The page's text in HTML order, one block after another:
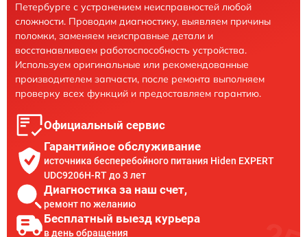
Петербурге с устранением неисправностей любой
сложности. Проводим диагностику, выявляем причины
поломки, заменяем неисправные детали и
восстанавливаем работоспособность устройства.
Используем оригинальные или рекомендованные
производителем запчасти, после ремонта выполняем
проверку всех функций и предоставляем гарантию.
Официальный сервис
Гарантийное обслуживание
источника бесперебойного питания Hiden EXPERT
UDC9206H-RT до 3 лет
Диагностика за наш счет,
ремонт по желанию
Бесплатный выезд курьера
в день обращения